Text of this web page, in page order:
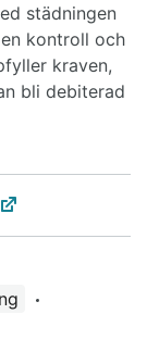
städningen
kontroll och
kraven,
bli debiterad